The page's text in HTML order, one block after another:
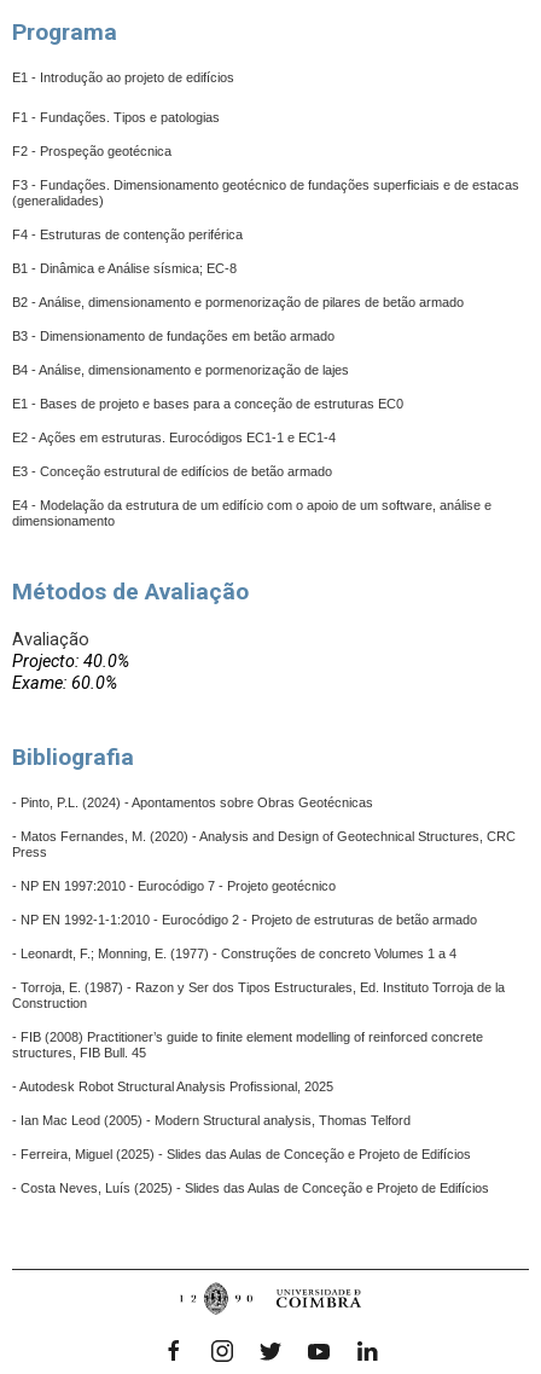
Programa
E1 - Introdução ao projeto de edifícios
F1 - Fundações. Tipos e patologias
F2 - Prospeção geotécnica
F3 - Fundações. Dimensionamento geotécnico de fundações superficiais e de estacas
(generalidades)
F4 - Estruturas de contenção periférica
B1 - Dinâmica e Análise sísmica; EC-8
B2 - Análise, dimensionamento e pormenorização de pilares de betão armado
B3 - Dimensionamento de fundações em betão armado
B4 - Análise, dimensionamento e pormenorização de lajes
E1 - Bases de projeto e bases para a conceção de estruturas EC0
E2 - Ações em estruturas. Eurocódigos EC1-1 e EC1-4
E3 - Conceção estrutural de edifícios de betão armado
E4 - Modelação da estrutura de um edifício com o apoio de um software, análise e
dimensionamento
Métodos de Avaliação
Avaliação
Projecto: 40.0%
Exame: 60.0%
Bibliografia
- Pinto, P.L. (2024) - Apontamentos sobre Obras Geotécnicas
- Matos Fernandes, M. (2020) - Analysis and Design of Geotechnical Structures, CRC
Press
- NP EN 1997:2010 - Eurocódigo 7 - Projeto geotécnico
- NP EN 1992-1-1:2010 - Eurocódigo 2 - Projeto de estruturas de betão armado
- Leonardt, F.; Monning, E. (1977) - Construções de concreto Volumes 1 a 4
- Torroja, E. (1987) - Razon y Ser dos Tipos Estructurales, Ed. Instituto Torroja de la
Construction
- FIB (2008) Practitioner’s guide to finite element modelling of reinforced concrete
structures, FIB Bull. 45
- Autodesk Robot Structural Analysis Profissional, 2025
- Ian Mac Leod (2005) - Modern Structural analysis, Thomas Telford
- Ferreira, Miguel (2025) - Slides das Aulas de Conceção e Projeto de Edifícios
- Costa Neves, Luís (2025) - Slides das Aulas de Conceção e Projeto de Edifícios